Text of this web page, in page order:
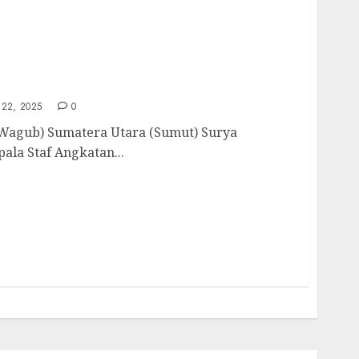
22, 2025 0
Sumatera Utara (Sumut) Surya
Staf Angkatan...